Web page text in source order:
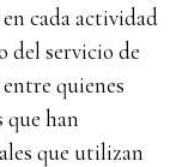
cada actividad
del servicio de
quienes
que han
que utilizan